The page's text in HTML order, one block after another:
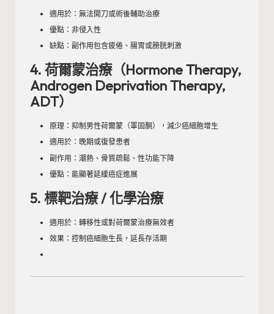
適用於：無法開刀或術後輔助治療
優點：非侵入性
缺點：副作用包含疲倦、腸胃或膀胱刺激
4. 荷爾蒙治療（Hormone Therapy,
Androgen Deprivation Therapy,
ADT）
原理：抑制男性荷爾蒙（睪固酮），減少癌細胞增生
適用於：晚期或復發患者
副作用：潮熱、骨質疏鬆、性功能下降
優點：能顯著延緩癌症進展
5. 標靶治療 / 化學治療
適用於：轉移性或對荷爾蒙治療無效者
效果：控制癌細胞生長，延長存活期